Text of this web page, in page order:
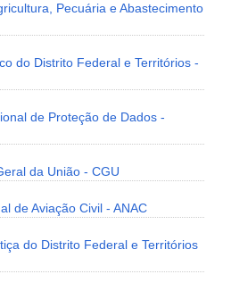
Pecuária e Abastecimento
do Distrito Federal e Territórios -
de Proteção de Dados -
da União - CGU
de Aviação Civil - ANAC
do Distrito Federal e Territórios